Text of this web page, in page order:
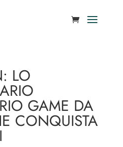
LO
GAME DA
CONQUISTA